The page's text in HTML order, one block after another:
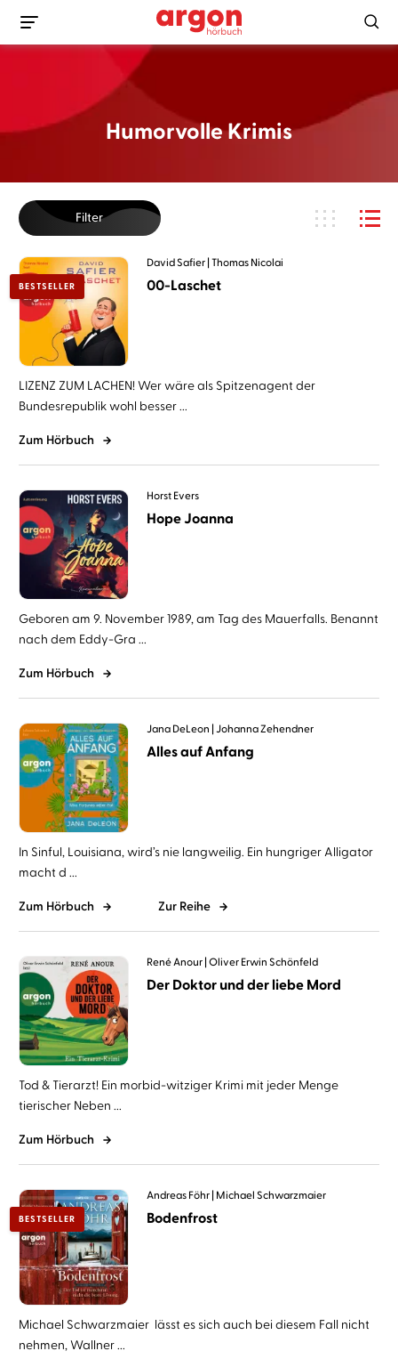
Humorvolle Krimis
Filter
BESTSELLER
David Safier Thomas Nicolai
00-Laschet
LIZENZ ZUM LACHEN! Wer wäre als Spitzenagent der
Bundesrepublik wohl besser ...
Zum Hörbuch
Horst Evers
Hope Joanna
Geboren am 9. November 1989, am Tag des Mauerfalls. Benannt
nach dem Eddy-Gra ...
Zum Hörbuch
Jana DeLeon Johanna Zehendner
Alles auf Anfang
In Sinful, Louisiana, wird’s nie langweilig. Ein hungriger Alligator
macht d ...
Zum Hörbuch Zur Reihe
René Anour Oliver Erwin Schönfeld
Der Doktor und der liebe Mord
Tod & Tierarzt! Ein morbid-witziger Krimi mit jeder Menge
tierischer Neben ...
Zum Hörbuch
BESTSELLER
Andreas Föhr Michael Schwarzmaier
Bodenfrost
Michael Schwarzmaier lässt es sich auch bei diesem Fall nicht
nehmen, Wallner ...